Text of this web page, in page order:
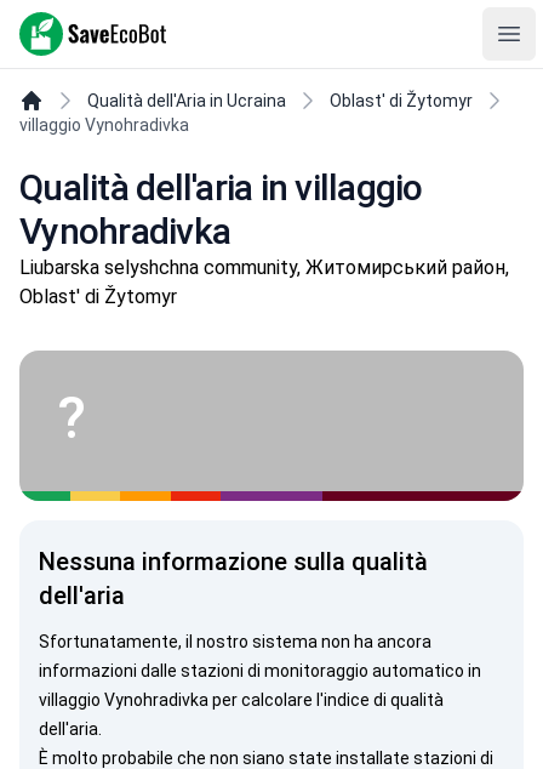
SaveEcoBot
Qualità dell'Aria in Ucraina
Oblast' di Žytomyr
villaggio Vynohradivka
Qualità dell'aria in villaggio
Vynohradivka
Liubarska selyshchna community, Житомирський район,
Oblast' di Žytomyr
?
Nessuna informazione sulla qualità
dell'aria
Sfortunatamente, il nostro sistema non ha ancora
informazioni dalle stazioni di monitoraggio automatico in
villaggio Vynohradivka per calcolare l'indice di qualità
dell'aria.
È molto probabile che non siano state installate stazioni di